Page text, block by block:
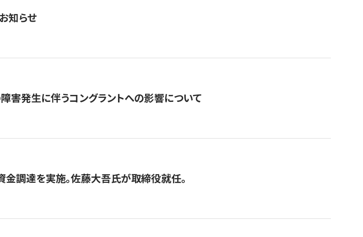
知らせ
障害発生に伴うコングラントへの影響について
金調達を実施。佐藤大吾氏が取締役就任。